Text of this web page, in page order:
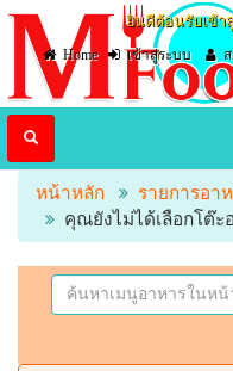
ยินดีต้อนรับเข้า
Home
เข้าสู่ระบบ
หน้าหลัก
รายการอา
คุณยังไม่ได้เลือกโต๊ะ